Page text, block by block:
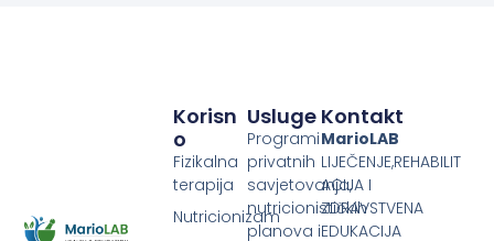
Usluge
Programi
privatnih
savjetovanja,
nutricionističkih
planova i
Korisn
O
Fizikalna
terapija
Nutricionizam
Kontakt
MarioLAB
LIJEČENJE,REHABILIT
ACIJA I
ZDRAVSTVENA
EDUKACIJA